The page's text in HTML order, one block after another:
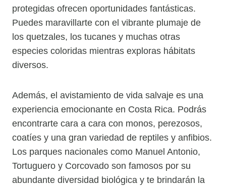
protegidas ofrecen oportunidades fantásticas.
Puedes maravillarte con el vibrante plumaje de
los quetzales, los tucanes y muchas otras
especies coloridas mientras exploras hábitats
diversos.
Además, el avistamiento de vida salvaje es una
experiencia emocionante en Costa Rica. Podrás
encontrarte cara a cara con monos, perezosos,
coatíes y una gran variedad de reptiles y anfibios.
Los parques nacionales como Manuel Antonio,
Tortuguero y Corcovado son famosos por su
abundante diversidad biológica y te brindarán la